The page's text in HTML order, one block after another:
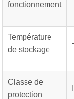
fonctionnement
Température
de stockage
Classe de
protection